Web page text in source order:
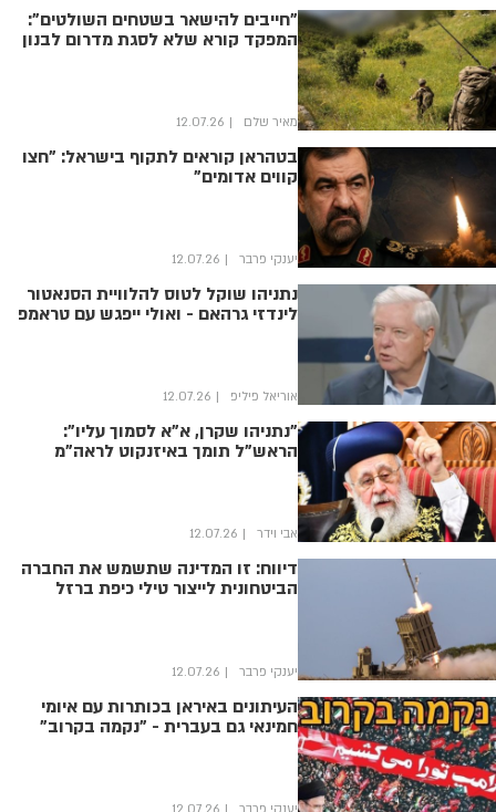
"חייבים להישאר בשטחים השולטים":
המפקד קורא שלא לסגת מדרום לבנון
מאיר שלם 12.07.26
בטהראן קוראים לתקוף בישראל: "חצו
קווים אדומים"
יענקי פרבר 12.07.26
נתניהו שוקל לטוס להלוויית הסנאטור
לינדזי גרהאם - ואולי ייפגש עם טראמפ
אוריאל פיליפ 12.07.26
"נתניהו שקרן, א"א לסמוך עליו":
הראש"ל תומך באיזנקוט לראה"מ
אבי וידר 12.07.26
דיווח: זו המדינה שתשמש את החברה
הביטחונית לייצור טילי כיפת ברזל
יענקי פרבר 12.07.26
העיתונים באיראן בכותרות עם איומי
חמינאי גם בעברית - "נקמה בקרוב"